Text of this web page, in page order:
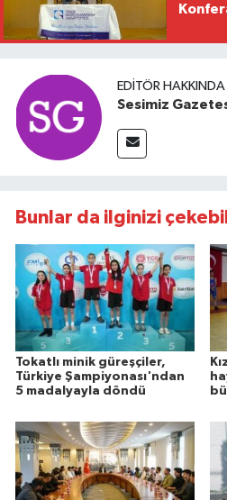
EDITÖR HAKKINDA
Sesimiz
Bunlar da ilginizi
Tokatlı minik güreşçiler,
Türkiye Şampiyonası'ndan
5 madalyayla döndü